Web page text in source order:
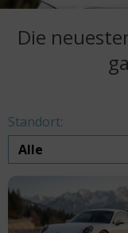
Die
Standort: